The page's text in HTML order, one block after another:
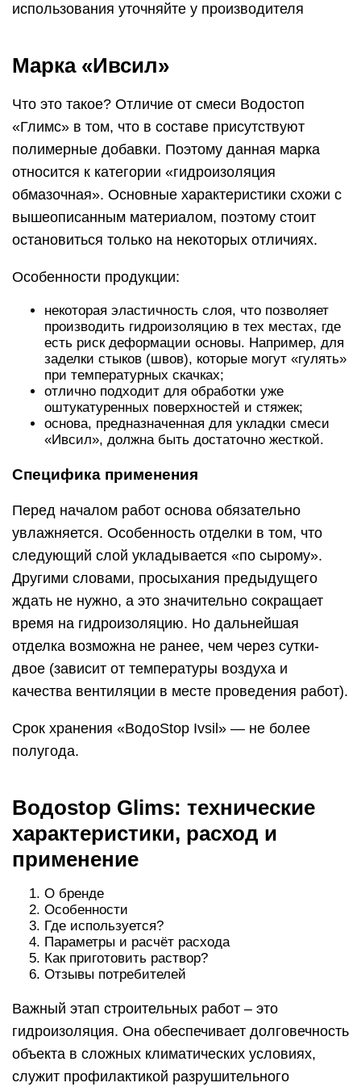
использования уточняйте у производителя
Марка «Ивсил»
Что это такое? Отличие от смеси Водостоп
«Глимс» в том, что в составе присутствуют
полимерные добавки. Поэтому данная марка
относится к категории «гидроизоляция
обмазочная». Основные характеристики схожи с
вышеописанным материалом, поэтому стоит
остановиться только на некоторых отличиях.
Особенности продукции:
некоторая эластичность слоя, что позволяет
производить гидроизоляцию в тех местах, где
есть риск деформации основы. Например, для
заделки стыков (швов), которые могут «гулять»
при температурных скачках;
отлично подходит для обработки уже
оштукатуренных поверхностей и стяжек;
основа, предназначенная для укладки смеси
«Ивсил», должна быть достаточно жесткой.
Специфика применения
Перед началом работ основа обязательно
увлажняется. Особенность отделки в том, что
следующий слой укладывается «по сырому».
Другими словами, просыхания предыдущего
ждать не нужно, а это значительно сокращает
время на гидроизоляцию. Но дальнейшая
отделка возможна не ранее, чем через сутки-
двое (зависит от температуры воздуха и
качества вентиляции в месте проведения работ).
Срок хранения «ВодоStop Ivsil» — не более
полугода.
Водоstop Glims: технические
характеристики, расход и
применение
О бренде
Особенности
Где используется?
Параметры и расчёт расхода
Как приготовить раствор?
Отзывы потребителей
Важный этап строительных работ – это
гидроизоляция. Она обеспечивает долговечность
объекта в сложных климатических условиях,
служит профилактикой разрушительного